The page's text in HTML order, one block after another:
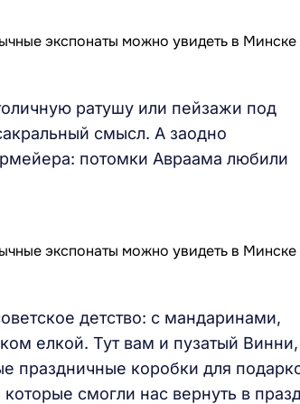
ратушу или пейзажи под
смысл. А заодно
потомки Авраама любили
детство: с мандаринами,
елкой. Тут вам и пузатый
праздничные коробки для
смогли нас вернуть в